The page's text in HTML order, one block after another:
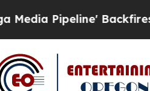
Pipeline' Backfires Amid